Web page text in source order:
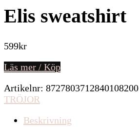
Elis sweatshirt
599kr
Läs mer / Köp
Artikelnr: 8727803712840108200
TRÖJOR
Beskrivning